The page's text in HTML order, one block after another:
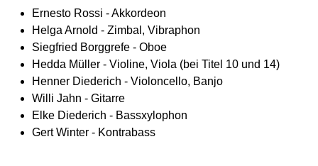
Ernesto Rossi - Akkordeon
Helga Arnold - Zimbal, Vibraphon
Siegfried Borggrefe - Oboe
Hedda Müller - Violine, Viola (bei Titel 10 und 14)
Henner Diederich - Violoncello, Banjo
Willi Jahn - Gitarre
Elke Diederich - Bassxylophon
Gert Winter - Kontrabass